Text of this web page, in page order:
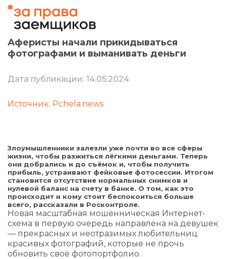
Аферисты начали прикидываться
фотографами и выманивать деньги
Дата публикации: 14.05.2024
Источник: Pchela.news
Злоумышленники залезли уже почти во все сферы
жизни, чтобы разжиться лёгкими деньгами. Теперь
они добрались и до съёмок и, чтобы получить
прибыль, устраивают фейковые фотосессии. Итогом
становится отсутствие нормальных снимков и
нулевой баланс на счету в банке. О том, как это
происходит и кому стоит беспокоиться больше
всего, рассказали в Росконтроле.
Новая масштабная мошенническая Интернет-
схема в первую очередь направлена на девушек
— прекрасных и неотразимых любительниц
красивых фотографий, которые не прочь
обновить своё фотопортфолио.